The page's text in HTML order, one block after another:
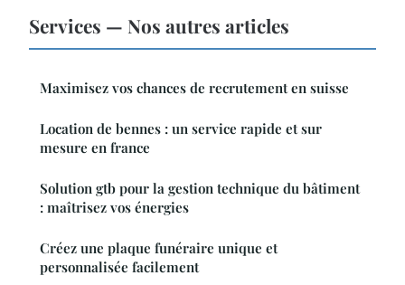
Services — Nos autres articles
Maximisez vos chances de recrutement en suisse
Location de bennes : un service rapide et sur
mesure en france
Solution gtb pour la gestion technique du bâtiment
: maîtrisez vos énergies
Créez une plaque funéraire unique et
personnalisée facilement